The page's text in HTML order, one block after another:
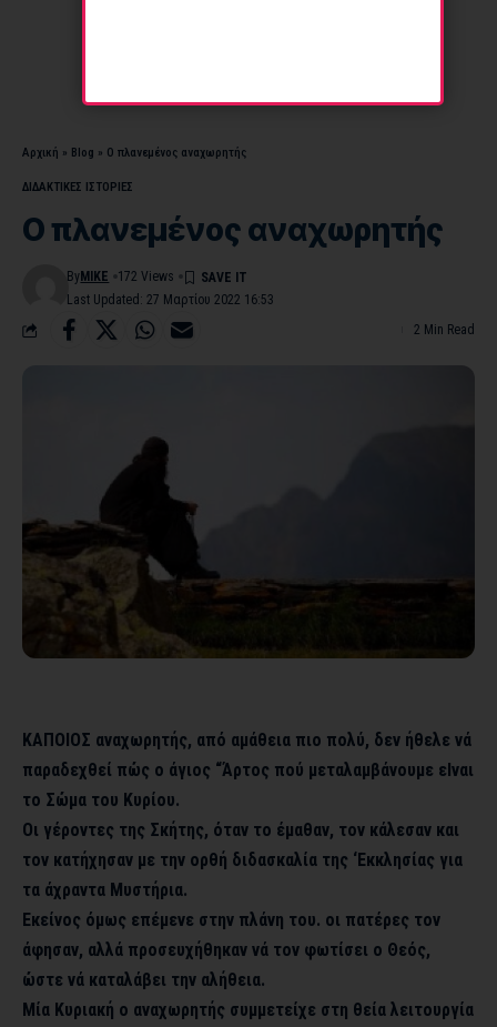
Αρχική » Blog » Ο πλανεμένος αναχωρητής
ΔΙΔΑΚΤΙΚΕΣ ΙΣΤΟΡΙΕΣ
Ο πλανεμένος αναχωρητής
Last Updated: 27 Μαρτίου 2022 16:53
By MIKE 172 Views
2 Min Read
ΚΑΠΟΙΟΣ αναχωρητής, από αμάθεια πιο πολύ, δεν ήθελε νά
παραδεχθεί πώς ο άγιος “Άρτος πού μεταλαμβάνουμε εΙναι
το Σώμα του Κυρίου.
Οι γέροντες της Σκήτης, όταν το έμαθαν, τον κάλεσαν και
τον κατήχησαν με την ορθή διδασκαλία της ‘Εκκλησίας για
τα άχραντα Μυστήρια.
Εκείνος όμως επέμενε στην πλάνη του. οι πατέρες τον
άφησαν, αλλά προσευχήθηκαν νά τον φωτίσει ο Θεός,
ώστε νά καταλάβει την αλήθεια.
Μία Κυριακή ο αναχωρητής συμμετείχε στη θεία λειτουργία